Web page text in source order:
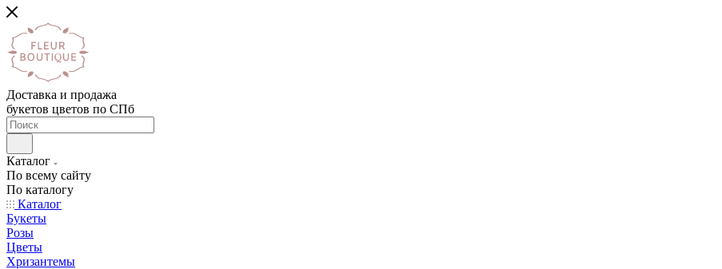
Доставка и продажа
букетов цветов по СПб
Каталог
По всему сайту
По каталогу
Каталог
Букеты
Розы
Цветы
Хризантемы